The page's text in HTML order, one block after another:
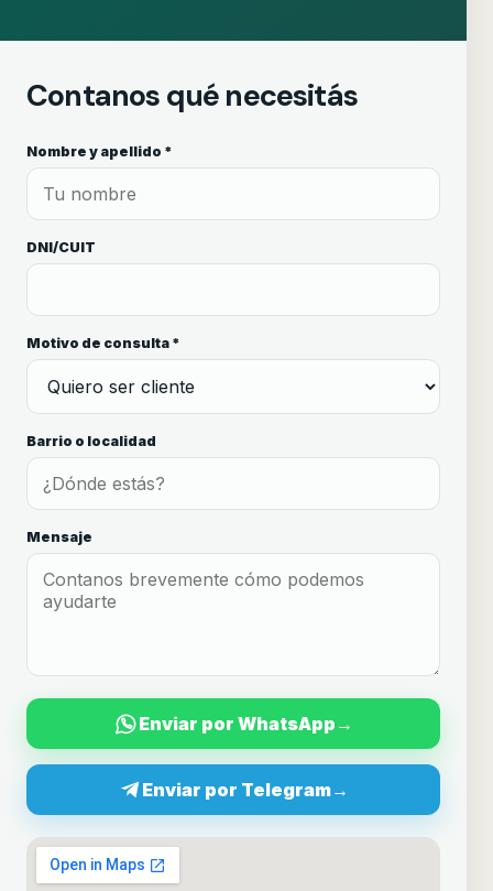
Contanos qué necesitás
Nombre y apellido *
DNI/CUIT
Motivo de consulta *
Barrio o localidad
Mensaje
Enviar por WhatsApp →
Enviar por Telegram→